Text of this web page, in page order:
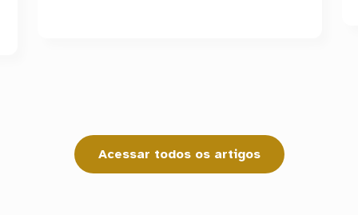
Acessar todos os artigos